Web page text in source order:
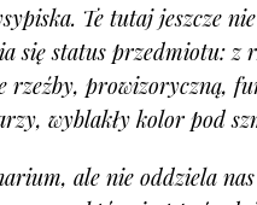
Te tutaj jeszcze
status przedmiotu: z
rzeźby, prowizoryczną,
wyblakły kolor pod
ale nie oddziela